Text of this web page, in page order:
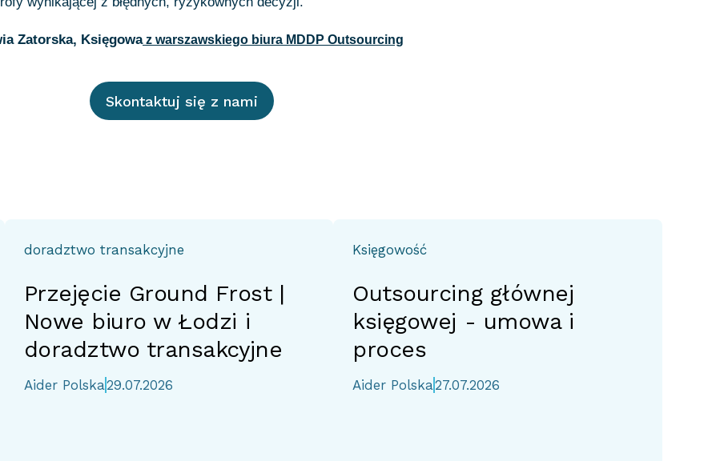
Zatorska, Księgowaz warszawskiego biura MDDP Outsourcing
Skontaktuj się z nami
doradztwo transakcyjne
Przejęcie Ground Frost |
Nowe biuro w Łodzi i
doradztwo transakcyjne
Aider Polska29.07.2026
Księgowość
Outsourcing głównej
księgowej - umowa i
proces
Aider Polska27.07.2026